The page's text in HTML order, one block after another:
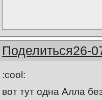
Поделиться26-
:cool:
вот тут одна Алла